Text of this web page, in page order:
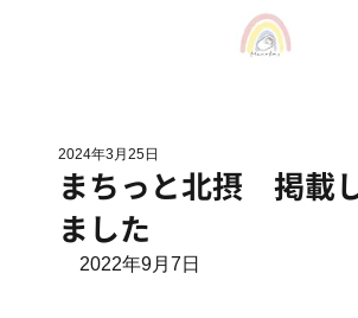
まちっと北摂 掲載
ました
2024年3月25日
2022年9月7日